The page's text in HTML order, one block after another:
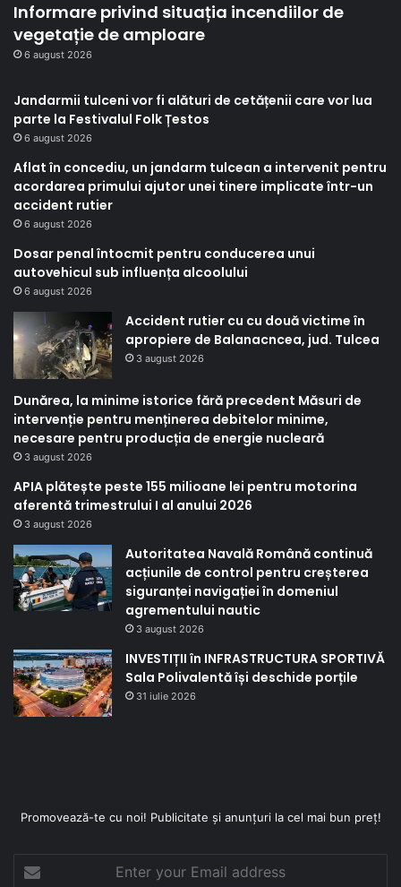
Informare privind situația incendiilor de
vegetație de amploare
6 august 2026
Jandarmii tulceni vor fi alături de cetățenii care vor lua
parte la Festivalul Folk Țestos
6 august 2026
Aflat în concediu, un jandarm tulcean a intervenit pentru
acordarea primului ajutor unei tinere implicate într-un
accident rutier
6 august 2026
Dosar penal întocmit pentru conducerea unui
autovehicul sub influența alcoolului
6 august 2026
Accident rutier cu cu două victime în
apropiere de Balanacncea, jud. Tulcea
3 august 2026
Dunărea, la minime istorice fără precedent Măsuri de
intervenție pentru menținerea debitelor minime,
necesare pentru producția de energie nucleară
3 august 2026
APIA plătește peste 155 milioane lei pentru motorina
aferentă trimestrului I al anului 2026
3 august 2026
Autoritatea Navală Română continuă
acțiunile de control pentru creșterea
siguranței navigației în domeniul
agrementului nautic
3 august 2026
INVESTIȚII în INFRASTRUCTURA SPORTIVĂ
Sala Polivalentă își deschide porțile
31 iulie 2026
Promovează-te cu noi! Publicitate și anunțuri la cel mai bun preț!
Enter
your